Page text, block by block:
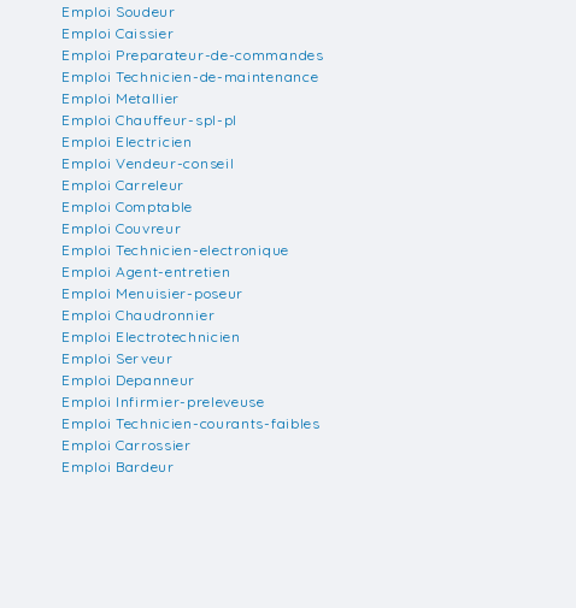
Emploi Soudeur
Emploi Caissier
Emploi Preparateur-de-commandes
Emploi Technicien-de-maintenance
Emploi Metallier
Emploi Chauffeur-spl-pl
Emploi Electricien
Emploi Vendeur-conseil
Emploi Carreleur
Emploi Comptable
Emploi Couvreur
Emploi Technicien-electronique
Emploi Agent-entretien
Emploi Menuisier-poseur
Emploi Chaudronnier
Emploi Electrotechnicien
Emploi Serveur
Emploi Depanneur
Emploi Infirmier-preleveuse
Emploi Technicien-courants-faibles
Emploi Carrossier
Emploi Bardeur